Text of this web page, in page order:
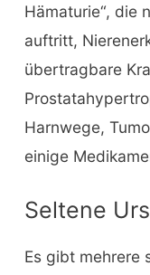
Hämaturie“, die
auftritt,
übertragbare
Harnwege,
einige
Seltene
Es gibt mehrere